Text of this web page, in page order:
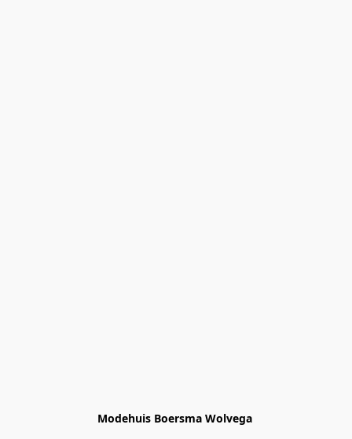
Modehuis Boersma Wolvega